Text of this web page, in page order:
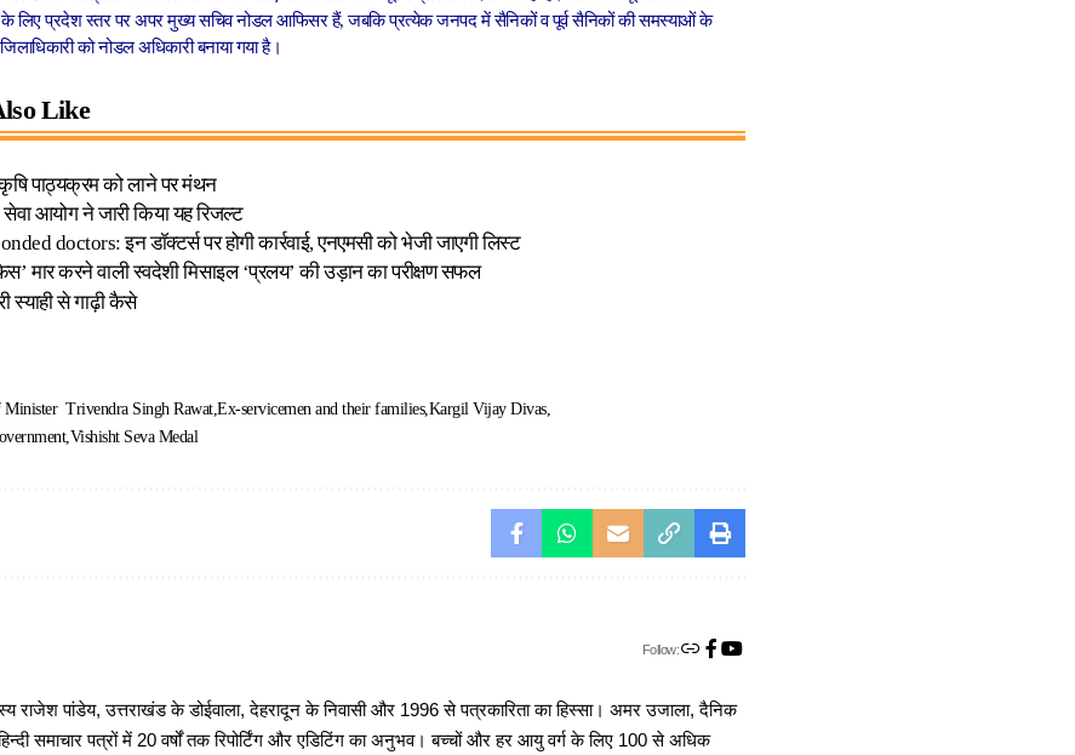
लिए प्रदेश स्तर पर अपर मुख्य सचिव नोडल आफिसर हैं, जबकि प्रत्येक जनपद में सैनिकों व पूर्व सैनिकों की समस्याओं के
को नोडल अधिकारी बनाया गया है।
Like
कृषि पाठ्यक्रम को लाने पर मंथन
आयोग ने जारी किया यह रिजल्ट
doctors: इन डॉक्टर्स पर होगी कार्रवाई, एनएमसी को भेजी जाएगी लिस्ट
मार करने वाली स्वदेशी मिसाइल ‘प्रलय’ की उड़ान का परीक्षण सफल
स्याही से गाढ़ी कैसे
Minister Trivendra Singh Rawat Ex-servicemen and their families Kargil Vijay Divas
Vishisht Seva Medal
Follow:
पांडेय, उत्तराखंड के डोईवाला, देहरादून के निवासी और 1996 से पत्रकारिता का हिस्सा। अमर उजाला, दैनिक
समाचार पत्रों में 20 वर्षों तक रिपोर्टिंग और एडिटिंग का अनुभव। बच्चों और हर आयु वर्ग के लिए 100 से अधिक